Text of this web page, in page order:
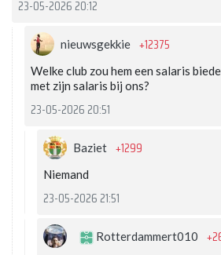
23-05-2026 20:12
nieuwsgekkie +12375
Welke club zou hem een salaris
met zijn salaris bij ons?
23-05-2026 20:51
Baziet +1299
Niemand
23-05-2026 21:51
Rotterdammert010